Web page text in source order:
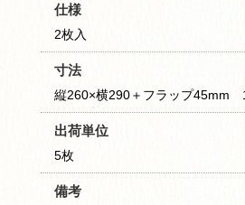
仕様
2枚入
寸法
縦260×横290＋フラップ45mm
出荷単位
5枚
備考